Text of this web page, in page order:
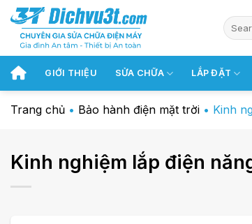
Chuyển
đến
dung
GIỚI THIỆU SỬA CHỮA LẮP ĐẶT
Trang chủ • Bảo hành điện mặt trời • Kinh
Kinh nghiệm lắp điện